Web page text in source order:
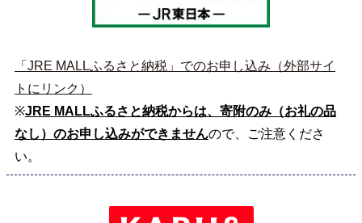
「JRE MALLふるさと納税」でのお申し込み（外部サイ
トにリンク）
※JRE MALLふるさと納税からは、寄附のみ（お礼の品
なし）のお申し込みができませんので、ご注意くださ
い。